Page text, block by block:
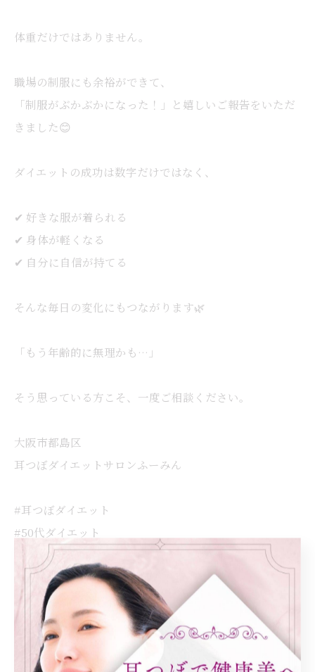
体重だけではありません。
職場の制服にも余裕ができて、
「制服がぶかぶかになった！」と嬉しいご報告をいただ
きました😊
ダイエットの成功は数字だけではなく、
✔ 好きな服が着られる
✔ 身体が軽くなる
✔ 自分に自信が持てる
そんな毎日の変化にもつながります🌿
「もう年齢的に無理かも…」
そう思っている方こそ、一度ご相談ください。
大阪市都島区
耳つぼダイエットサロンふーみん
#耳つぼダイエット
#50代ダイエット
#40代ダイエット
#リバウンド
#ビフォーアフター